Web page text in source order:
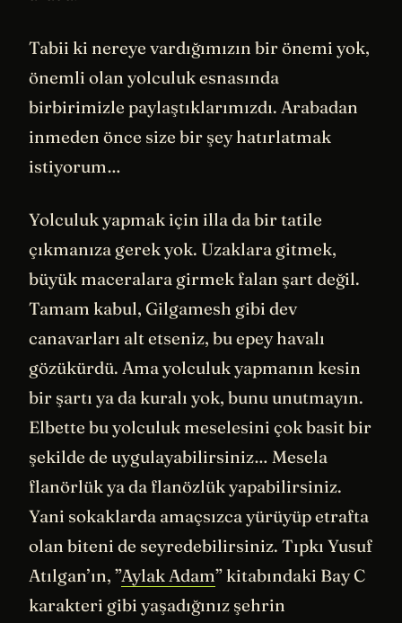
Tabii ki nereye vardığımızın bir önemi yok,
önemli olan yolculuk esnasında
birbirimizle paylaştıklarımızdı. Arabadan
inmeden önce size bir şey hatırlatmak
istiyorum…
Yolculuk yapmak için illa da bir tatile
çıkmanıza gerek yok. Uzaklara gitmek,
büyük maceralara girmek falan şart değil.
Tamam kabul, Gilgamesh gibi dev
canavarları alt etseniz, bu epey havalı
gözükürdü. Ama yolculuk yapmanın kesin
bir şartı ya da kuralı yok, bunu unutmayın.
Elbette bu yolculuk meselesini çok basit bir
şekilde de uygulayabilirsiniz… Mesela
flanörlük ya da flanözlük yapabilirsiniz.
Yani sokaklarda amaçsızca yürüyüp etrafta
olan biteni de seyredebilirsiniz. Tıpkı Yusuf
Atılgan’ın, ”Aylak Adam” kitabındaki Bay C
karakteri gibi yaşadığınız şehrin